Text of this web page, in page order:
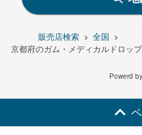
販売店検索
全国
京都府のガム・メディカルドロッ
Powerd by